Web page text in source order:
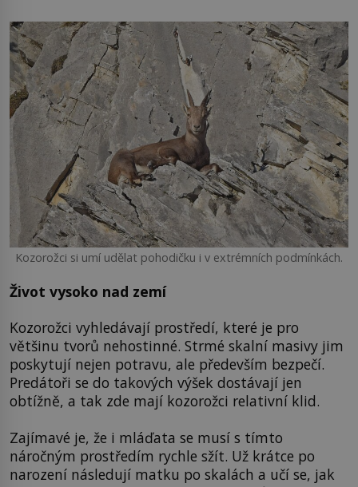
Kozorožci si umí udělat pohodičku i v extrémních podmínkách.
Život vysoko nad zemí
Kozorožci vyhledávají prostředí, které je pro
většinu tvorů nehostinné. Strmé skalní masivy jim
poskytují nejen potravu, ale především bezpečí.
Predátoři se do takových výšek dostávají jen
obtížně, a tak zde mají kozorožci relativní klid.
Zajímavé je, že i mláďata se musí s tímto
náročným prostředím rychle sžít. Už krátce po
narození následují matku po skalách a učí se, jak